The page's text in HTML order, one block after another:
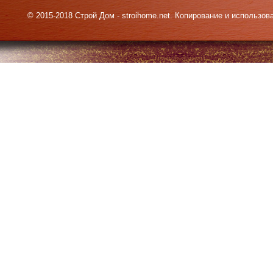
© 2015-2018 Строй Дом - stroihome.net. Копирование и